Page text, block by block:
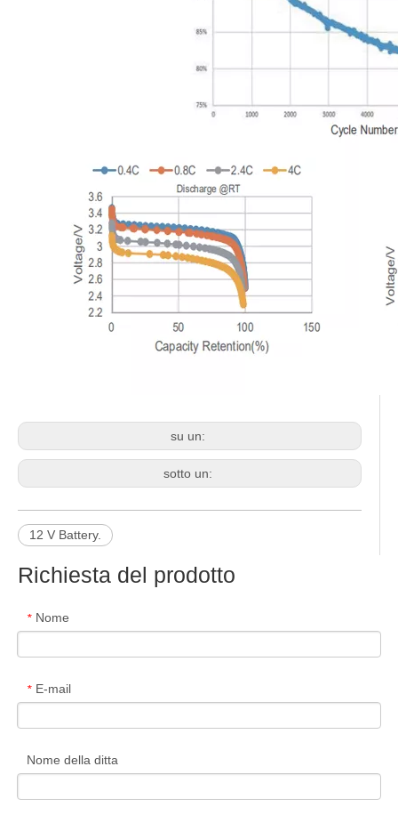
su un:
sotto un:
12 V Battery.
Richiesta del prodotto
* Nome
* E-mail
Nome della ditta